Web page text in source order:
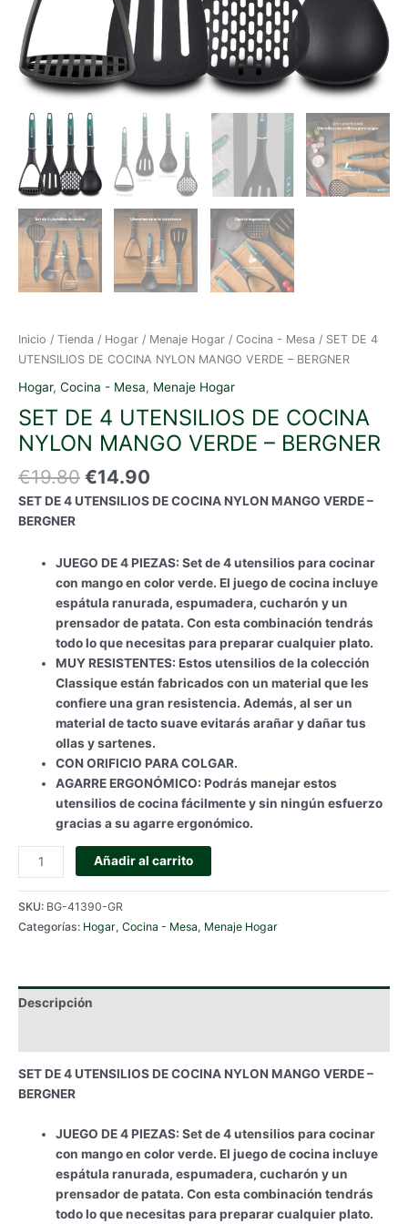
Inicio / Tienda / Hogar / Menaje Hogar / Cocina - Mesa / SET DE 4
UTENSILIOS DE COCINA NYLON MANGO VERDE – BERGNER
Hogar, Cocina - Mesa, Menaje Hogar
SET DE 4 UTENSILIOS DE COCINA
NYLON MANGO VERDE – BERGNER
€19.80 El
precio
€19.80.
€14.90
precio
€14.90.
SET DE 4 UTENSILIOS DE COCINA NYLON MANGO VERDE –
BERGNER
JUEGO DE 4 PIEZAS: Set de 4 utensilios para cocinar
con mango en color verde. El juego de cocina incluye
espátula ranurada, espumadera, cucharón y un
prensador de patata. Con esta combinación tendrás
todo lo que necesitas para preparar cualquier plato.
MUY RESISTENTES: Estos utensilios de la colección
Classique están fabricados con un material que les
confiere una gran resistencia. Además, al ser un
material de tacto suave evitarás arañar y dañar tus
ollas y sartenes.
CON ORIFICIO PARA COLGAR.
AGARRE ERGONÓMICO: Podrás manejar estos
utensilios de cocina fácilmente y sin ningún esfuerzo
gracias a su agarre ergonómico.
SET
DE
4
UTENSILIOS
DE
MANGO
BERGNER
cantidad
Añadir al carrito
SKU: BG-41390-GR
Categorías: Hogar, Cocina - Mesa, Menaje Hogar
Descripción
SET DE 4 UTENSILIOS DE COCINA NYLON MANGO VERDE –
BERGNER
JUEGO DE 4 PIEZAS: Set de 4 utensilios para cocinar
con mango en color verde. El juego de cocina incluye
espátula ranurada, espumadera, cucharón y un
prensador de patata. Con esta combinación tendrás
todo lo que necesitas para preparar cualquier plato.